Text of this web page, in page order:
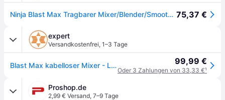
Ninja Blast Max Tragbarer Mixer/Blender/Smoothie Maker, Lila 75,37 €
expert
Versandkostenfrei, 1–3 Tage
Blast Max kabelloser Mixer - Lavendel BC251EULD 99,99 €
Oder 3 Zahlungen von 33,33 €¹
Proshop.de
2,99 € Versand, 7–9 Tage